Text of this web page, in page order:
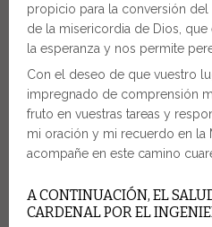
propicio para la conversión
de la misericordia de Dios, que
la esperanza y nos permite
Con el deseo de que vuestro
impregnado de comprensión
fruto en vuestras tareas y
mi oración y mi recuerdo en la
acompañe en este camino
A CONTINUACIÓN, EL
CARDENAL POR EL